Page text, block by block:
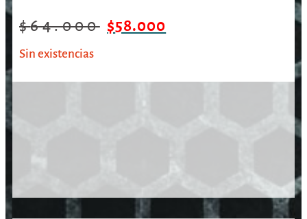
$64.000 $58.000
Sin existencias